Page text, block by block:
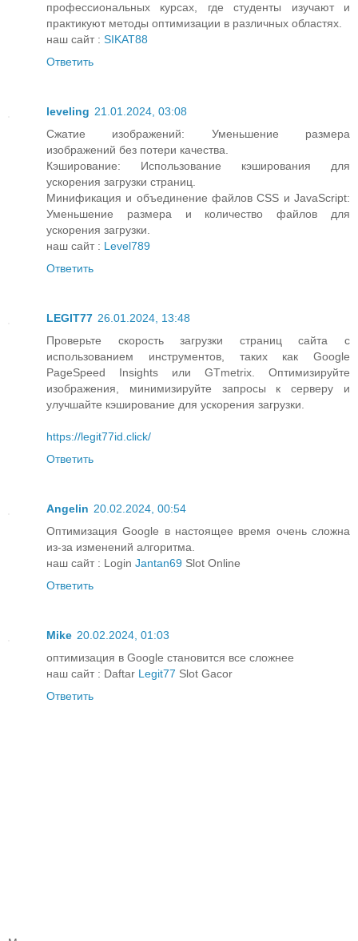
профессиональных курсах, где студенты изучают и
практикуют методы оптимизации в различных областях.
наш сайт : SIKAT88
Ответить
leveling 21.01.2024, 03:08
Сжатие изображений: Уменьшение размера
изображений без потери качества.
Кэширование: Использование кэширования для
ускорения загрузки страниц.
Минификация и объединение файлов CSS и JavaScript:
Уменьшение размера и количество файлов для
ускорения загрузки.
наш сайт : Level789
Ответить
LEGIT77 26.01.2024, 13:48
Проверьте скорость загрузки страниц сайта с
использованием инструментов, таких как Google
PageSpeed Insights или GTmetrix. Оптимизируйте
изображения, минимизируйте запросы к серверу и
улучшайте кэширование для ускорения загрузки.
https://legit77id.click/
Ответить
Angelin 20.02.2024, 00:54
Оптимизация Google в настоящее время очень сложна
из-за изменений алгоритма.
наш сайт : Login Jantan69 Slot Online
Ответить
Mike 20.02.2024, 01:03
оптимизация в Google становится все сложнее
наш сайт : Daftar Legit77 Slot Gacor
Ответить